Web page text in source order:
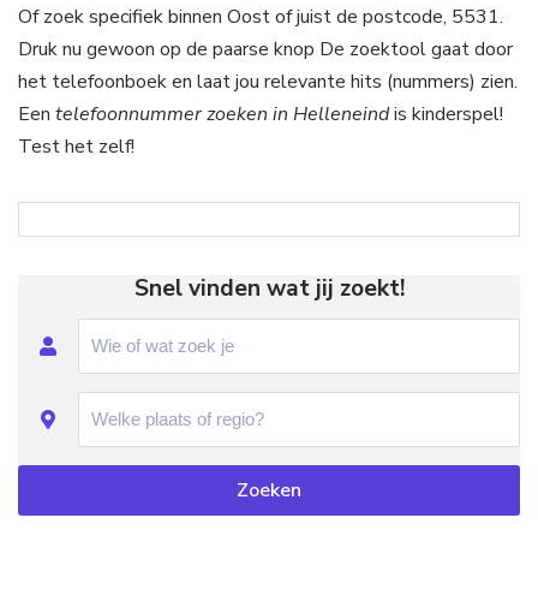
Of zoek specifiek binnen Oost of juist de postcode, 5531.
Druk nu gewoon op de paarse knop De zoektool gaat door
het telefoonboek en laat jou relevante hits (nummers) zien.
Een telefoonnummer zoeken in Helleneindis kinderspel!
Test het zelf!
Snel vinden wat jij zoekt!